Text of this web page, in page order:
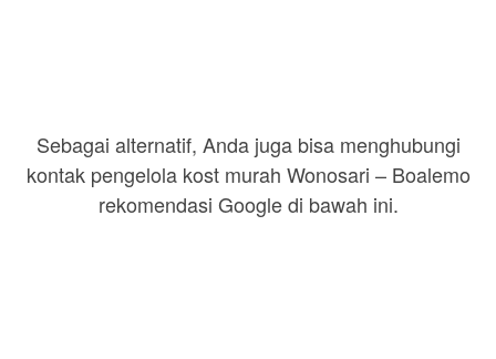
Sebagai alternatif, Anda juga bisa menghubungi
kontak pengelola kost murah Wonosari – Boalemo
rekomendasi Google di bawah ini.